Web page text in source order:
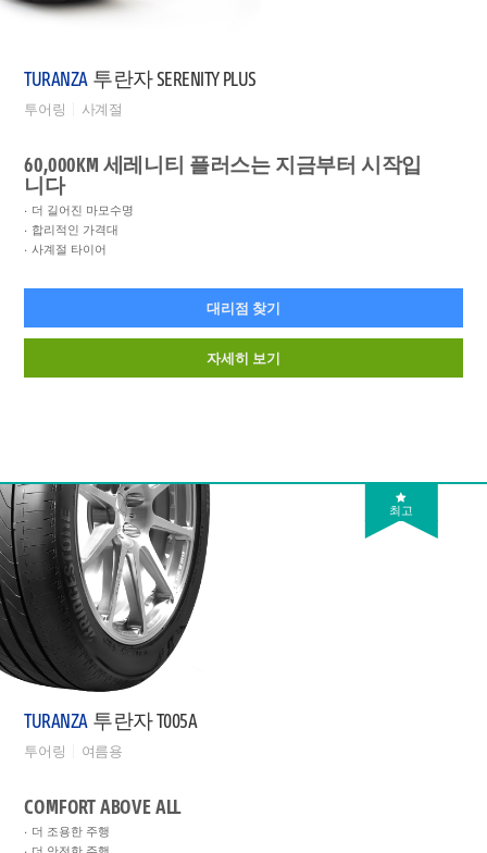
TURANZA 투란자 SERENITY PLUS
투어링 사계절
60,000KM 세레니티 플러스는 지금부터 시작입
니다
더 길어진 마모수명
합리적인 가격대
사계절 타이어
대리점 찾기
자세히 보기
최고
TURANZA 투란자 T005A
투어링 여름용
COMFORT ABOVE ALL
더 조용한 주행